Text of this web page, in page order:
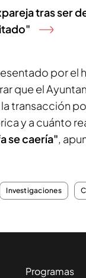
tras ser
por el
que el
transacción
y a cuánto
se caería",
Investigaciones
Programas